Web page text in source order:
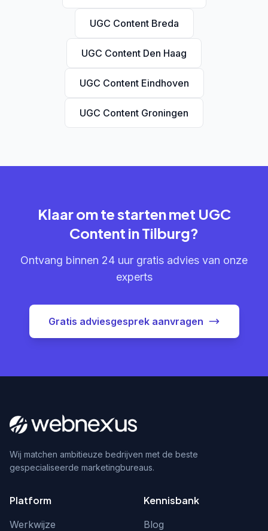
UGC Content Breda
UGC Content Den Haag
UGC Content Eindhoven
UGC Content Groningen
Klaar om te starten met UGC
Content in Tilburg?
Ontvang binnen 24 uur gratis advies van onze
experts
Gratis adviesgesprek aanvragen
Wij matchen ambitieuze bedrijven met de beste
gespecialiseerde marketingbureaus.
Platform
Werkwijze
Kennisbank
Blog